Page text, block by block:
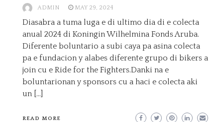
ADMIN MAY 29, 2024
Diasabra a tuma luga e di ultimo dia di e colecta
anual 2024 di Koningin Wilhelmina Fonds Aruba.
Diferente boluntario a subi caya pa asina colecta
pa e fundacion y alabes diferente grupo di bikers a
join cu e Ride for the Fighters.Danki na e
boluntarionan y sponsors cu a haci e colecta aki
un […]
READ MORE